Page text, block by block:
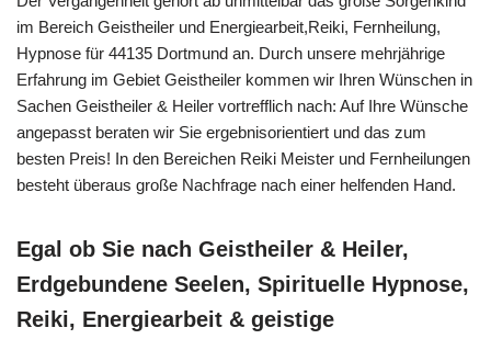
im Bereich Geistheiler und Energiearbeit,Reiki, Fernheilung,
Hypnose für 44135 Dortmund an. Durch unsere mehrjährige
Erfahrung im Gebiet Geistheiler kommen wir Ihren Wünschen in
Sachen Geistheiler & Heiler vortrefflich nach: Auf Ihre Wünsche
angepasst beraten wir Sie ergebnisorientiert und das zum
besten Preis! In den Bereichen Reiki Meister und Fernheilungen
besteht überaus große Nachfrage nach einer helfenden Hand.
Egal ob Sie nach Geistheiler & Heiler,
Erdgebundene Seelen, Spirituelle Hypnose,
Reiki, Energiearbeit & geistige